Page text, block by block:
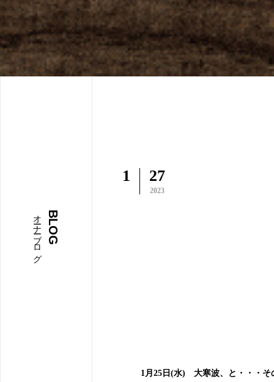
BLOG
オーナーブログ
1 27
2023
1月25日(水) 大寒波、と・・・